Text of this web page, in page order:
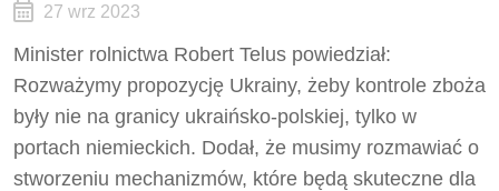
27 wrz 2023
Minister rolnictwa Robert Telus powiedział:
Rozważymy propozycję Ukrainy, żeby kontrole zboża
były nie na granicy ukraińsko-polskiej, tylko w
portach niemieckich. Dodał, że musimy rozmawiać o
stworzeniu mechanizmów, które będą skuteczne dla